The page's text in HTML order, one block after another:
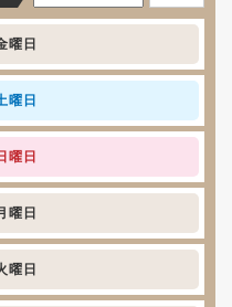
曜日
曜日
曜日
曜日
曜日